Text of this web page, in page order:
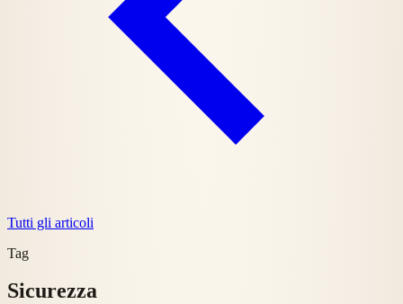
Tutti gli articoli
Tag
Sicurezza